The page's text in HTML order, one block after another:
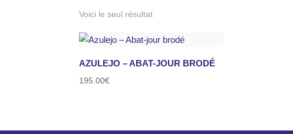
Voici le seul résultat
AZULEJO – ABAT-JOUR BRODÉ
195.00€